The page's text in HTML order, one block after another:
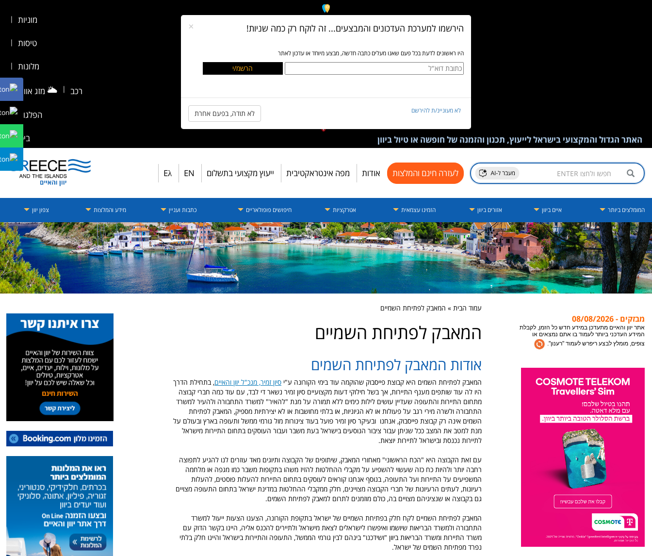
מוניות |
טיסות |
מלונות |
רכב |
🌥️ מזג אוויר |
הפלגות |
ביטוח האתר הגדול והמקצועי בישראל לייעוץ, תכנון והזמנה של חופשה או טיול ביוון
לעזרה חינם והמלצות אודות מפה אינטראקטיבית ייעוץ מקצועי בתשלום EN
Eλ
המומלצים ביותר איים ביוון אזורים ביוון הזמינו עצמאית אטרקציות חיפושים פופולאריים כתבות ועניין מידע והמלצות צפון יוון
עמוד הבית » המאבק לפתיחת השמיים
מבזקים - 08/08/2026
צריכים עזרה? המלצה? משהו לא ברור? השאירו
נקח את זה משם עד לחופשה שלכם ביוון.
אתר יוון והאיים מתעדכן במידע חדש כל הזמן, לקבלת
המידע העדכני ביותר לעמוד בו אתם נמצאים או
צופים, מומלץ לבצע ריפרש לעמוד "רענון".
× הירשמו למערכת העדכונים והמבצעים... זה לוקח רק כמה שניות!
היו ראשונים לדעת בכל פעם שאנו מעלים כתבה חדשה, מבצע מיוחד או עדכון לאתר
לא מעוניינ/ת להירשם לא תודה, בפעם אחרת
המאבק לפתיחת השמיים
אודות המאבק לפתיחת השמים
המאבק לפתיחת השמים היא קבוצת פייסבוק שהוקמה עוד בימי הקורונה ע"י סיון זמיר, מנכ"ל יוון והאיים, בתחילת הדרך
היו לה עוד שותפים מענף התיירות, אך בשל חילוקי דעות מקצועיים סיון זמיר נשאר די לבד, עם עוד כמה חברי קבוצה
מתחום התיירות והתעופה שעדיין עושים לילות כימים ללא תמורה על מנת "להאיר" למשרד התחבורה ולהעיר למשרד
התחבורה ולשרה מירי רגב על פעולות או לא הגיוניות, או בלתי מחושבות או לא יצירתיות מספיק, המאבק לפתיחת
השמים אינה רק קבוצת פייסבוק, אנחנו ובעיקר סיון זמיר פועל בעוד צינורות מול גורמי ממשל ותעופה בארץ ובעולם על
מנת למטב את המצב ככל שניתן עבור ציבור הנוסעים בישראל בעת משבר ועבור העוסקים בתחום התיירות מישראל
לתיירות נכנסת ובישראל לתיירות יוצאת.
עם זאת הקבוצה היא "הכח הראשוני" מאחורי המאבק, שיתופים של הקבוצה ותיוגים מאד עוזרים לנו להגיע לתפוצה
רחבה יותר ולהיות כח כזה שעשוי להשפיע על מקבלי ההחלטות להזיז משהו בתקופות משבר כמו מגפה או מלחמה
המשפיעים על התיירות ועל התעופה, בנוסף אנחנו קוראים לעוסקים בתחום התיירות להעלות פוסטים, להעלות
רעיונות, לעתים הרעיונות של חברי הקבוצה מצויינים, חלק ממקבלי ההחלטות במדינת ישראל בתחום התעופה מצויים
גם בקבוצה או שנציגיהם מצויים בה, כולם מוזמנים לתרום למאבק לפתיחת השמים.
המאבק לפתיחת השמיים לקח חלק בפתיחת השמיים של ישראל בתקופת הקורונה, הצענו הצעות ייעול למשרד
התחבורה ולמשרד הבריאות שיושמו ואיפשרו לישראלים לצאת מישראל ולתיירים להכנס אליה, היינו בקשר הדוק עם
משרד התיירות ומשרד הבריאות ביוון "ושידכנו" בינהם לבין גורמי הממשל, התעופה והתיירות בישראל והיינו חלק בלתי
נפרד מפתיחת השמים של ישראל.